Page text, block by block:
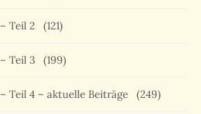
Teil 2 (121)
Teil 3 (199)
Teil 4 – aktuelle Beiträge (249)